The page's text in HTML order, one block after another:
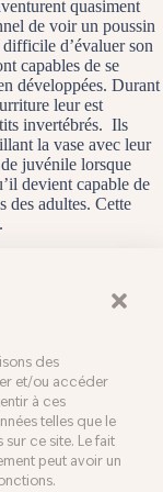
des
et/ou accéder
à ces
telles que le
ce site. Le fait
peut avoir un
quasiment
de voir un poussin
d’évaluer son
capables de se
développées. Durant
leur est
invertébrés. Ils
la vase avec leur
juvénile lorsque
devient capable de
des adultes. Cette